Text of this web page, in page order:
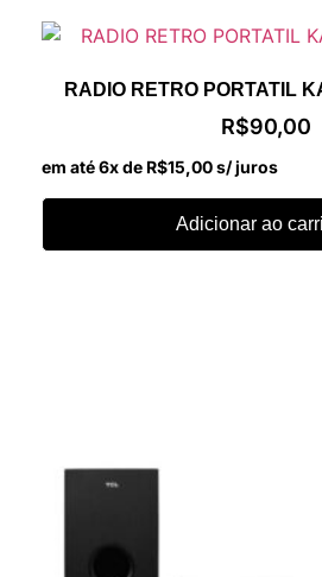
RADIO RETRO PORTATIL
R$90,00
em até 6x de R$15,00s/ juros
Adicionar ao